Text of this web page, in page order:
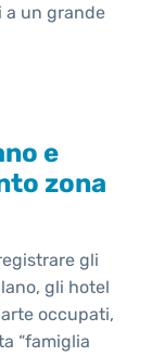
a un grande
e
zona
gli
gli hotel
occupati,
“famiglia